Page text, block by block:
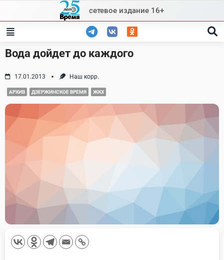
content
сетевое издание 16+
Вода дойдет до каждого
17.01.2013 Наш корр.
АРХИВ ДЗЕРЖИНСКОЕ ВРЕМЯ ЖКХ